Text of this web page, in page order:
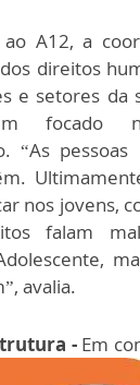
A12, a
direitos
e setores da
focado
“As
nos jovens,
falam
avalia.
-Em